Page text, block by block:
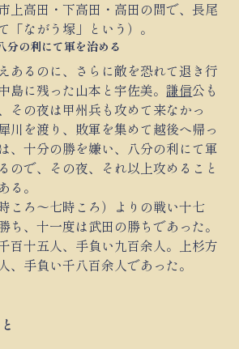
上高田・下高田・高田の間で、長尾
「ながう塚」という）。
分の利にて軍を治める
あるのに、さらに敵を恐れて退き行
島に残った山本と宇佐美。謙信公も
その夜は甲州兵も攻めて来なかっ
川を渡り、敗軍を集めて越後へ帰っ
、十分の勝を嫌い、八分の利にて軍
ので、その夜、それ以上攻めること
る。
ころ～七時ころ）よりの戦い十七
ち、十一度は武田の勝ちであった。
百十五人、手負い九百余人。上杉方
、手負い千八百余人であった。